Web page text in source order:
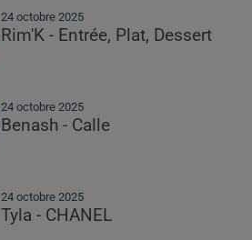
24 octobre 2025
Rim'K - Entrée, Plat, Dessert
24 octobre 2025
Benash - Calle
24 octobre 2025
Tyla - CHANEL